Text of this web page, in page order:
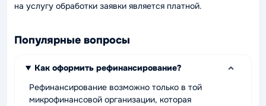
на услугу обработки заявки является платной.
Популярные вопросы
Как оформить рефинансирование?
Рефинансирование возможно только в той
микрофинансовой организации, которая